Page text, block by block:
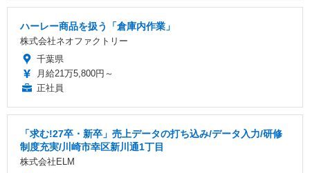
ハーレー商品を扱う「倉庫内作業」
株式会社ネオファクトリー
千葉県
月給21万5,800円～
正社員
「求む!27卒・新卒」売上データの打ち込み/データ入力/研修
制度充実/川崎市幸区新川通1丁目
株式会社ELM